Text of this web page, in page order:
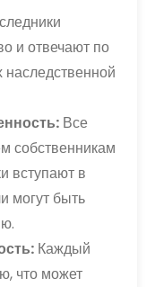
и отвечают по
Все
собственникам
вступают в
могут быть
Каждый
что может